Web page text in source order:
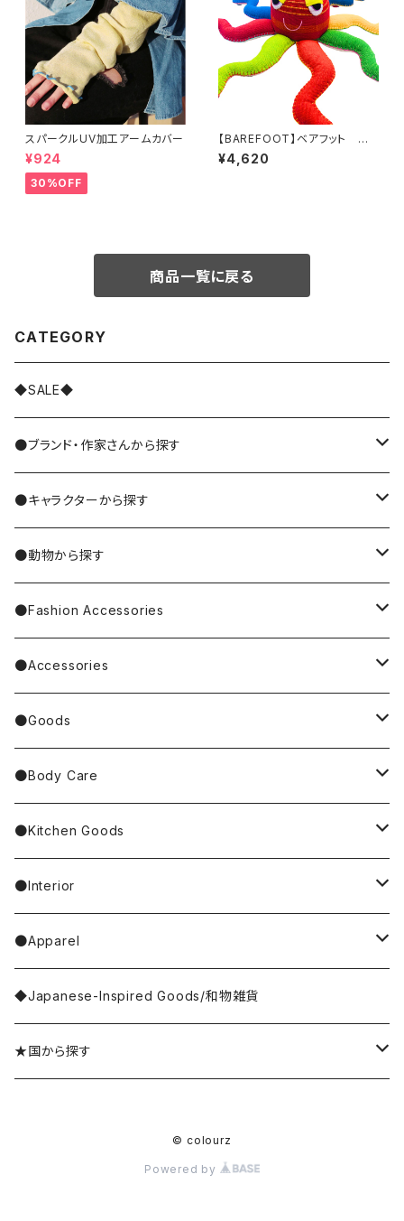
スパークルUV加工アームカバー
¥924
30%OFF
【BAREFOOT】ベアフット ぬ
いぐるみ オクトパスL
¥4,620
商品一覧に戻る
CATEGORY
◆SALE◆
●ブランド・作家さんから探す
MIYUKI MATSUO/松尾ミユキ
Nathalie Lete
Miyagi Chika/みやぎちか
BAREFOOT
Richard Scarry/リチャード・スキャリー
Palnart Poc
4F Palnart Poc（cat）
Hannah Turner
Casselini/HEY! Mrs ROSE
Goma
yao
Olya
●キャラクターから探す
Krtek／もぐらのクルテク
PUPPET SUNSUN／パペットスンスン
Garfield
BETTY BOOP
PINGU
ノンタン
SNOOPY／スヌーピー
●動物から探す
cat／猫
dog／犬
rabbit／うさぎ
●Fashion Accessories
Bag
Tote Bag
Other Bag
Pouch
Handkerchief／Towel／TENUGUI
Socks
Stole／Muffler
Glove／Arm cover
Umbrella
Wallet
●Accessories
earrings／ピアス
clip on earrings／イヤリング
ear cuff／イヤーカフ
necklace／ネックレス
ring／リング
bracelet／ブレスレット
brooch／ブローチ
●Goods
Mirror
ornaments／accessory case
toys／stuffed toy
stationery
key ring
perfume bottle
●Body Care
hand soap
hand cream
bar soap
●Kitchen Goods
tableware
placemat
dishcloth
coaster
●Interior
room shoes
rug／tapestry
lumpshade
●Apparel
tops
outer
◆Japanese-Inspired Goods/和物雑貨
★国から探す
© colourz
Powered by